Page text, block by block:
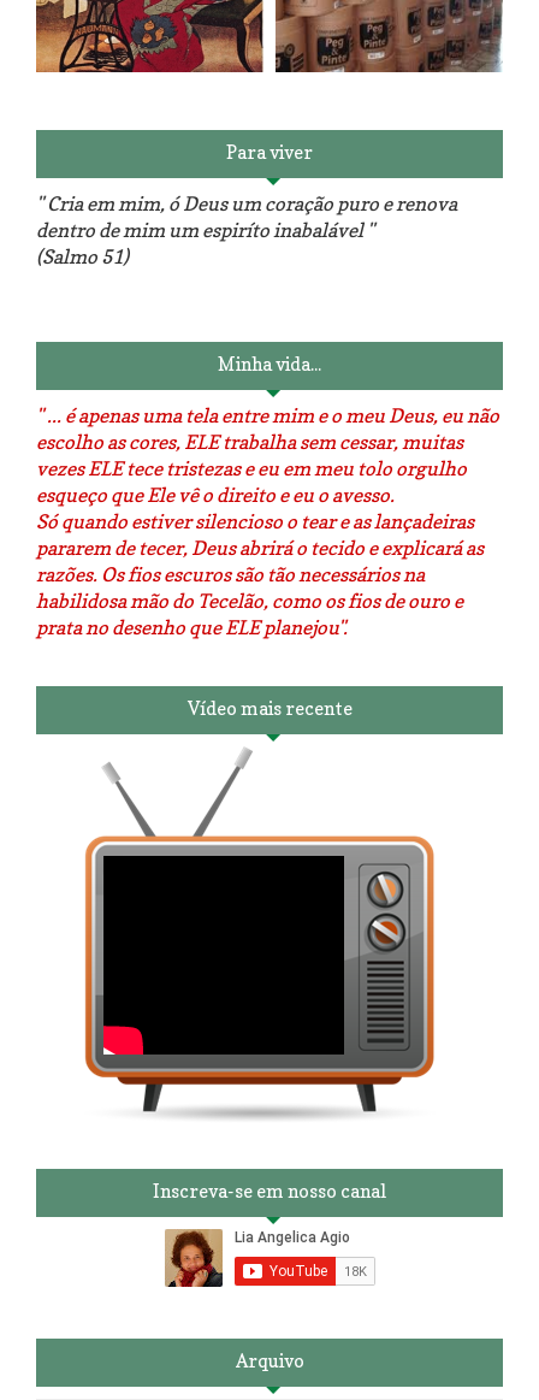
Reforma do sofá, agora é em
patchwork!
The Red Velvet !!! O Perfeito
Para viver
" Cria em mim, ó Deus um coração puro e renova
dentro de mim um espiríto inabalável "
(Salmo 51)
Minha vida...
" ... é apenas uma tela entre mim e o meu Deus, eu não
escolho as cores, ELE trabalha sem cessar, muitas
vezes ELE tece tristezas e eu em meu tolo orgulho
esqueço que Ele vê o direito e eu o avesso.
Só quando estiver silencioso o tear e as lançadeiras
pararem de tecer, Deus abrirá o tecido e explicará as
razões. Os fios escuros são tão necessários na
habilidosa mão do Tecelão, como os fios de ouro e
prata no desenho que ELE planejou".
Vídeo mais recente
Inscreva-se em nosso canal
Arquivo